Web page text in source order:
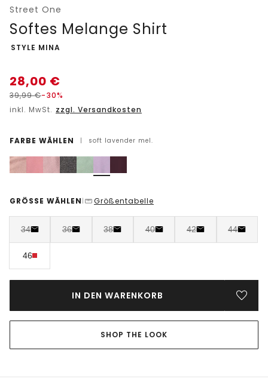
Street One
Softes Melange Shirt
-
STYLE MINA
28,00 €
39,99€-30%
inkl. MwSt. zzgl. Versandkosten
FARBE WÄHLEN | soft lavender mel.
GRÖSSE WÄHLEN | Größentabelle
34 36 38 40 42 44
46
IN DEN WARENKORB
SHOP THE LOOK